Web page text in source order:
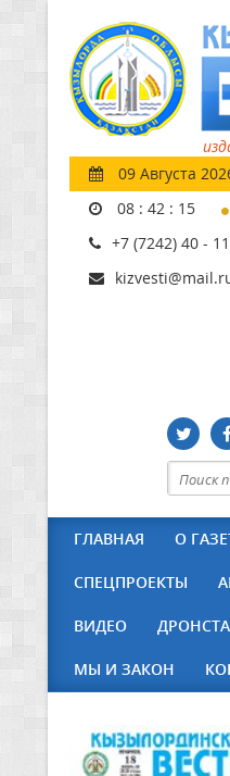
09 Августа
08 : 42 : 16
+7 (7242) 40 -
ГЛАВНАЯ О
СПЕЦПРОЕКТЫ
ВИДЕО
МЫ И ЗАКОН